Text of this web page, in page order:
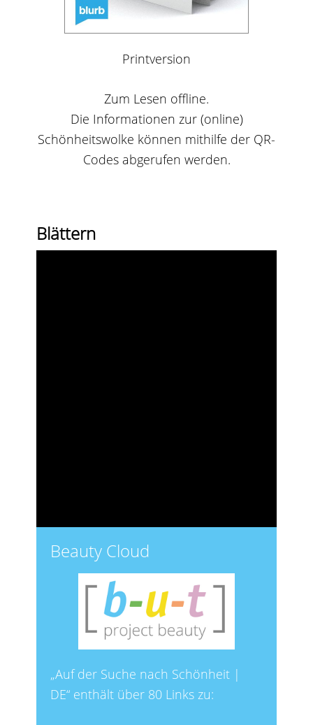
Printversion
Zum Lesen offline.
Die Informationen zur (online)
Schönheitswolke können mithilfe der QR-
Codes abgerufen werden.
Blättern
Beauty Cloud
„Auf der Suche nach Schönheit |
DE“ enthält über 80 Links zu: